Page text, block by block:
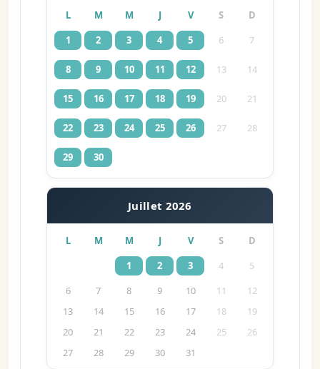
L M M J V S
D
1
2 3 4 5 6 7
8 9 10 11 12 13 14
15 16 17 18 19 20 21
22 23 24 25 26 27 28
29 30
Juillet 2026
L M M J V S
D
1
2 3 4
5
6
7 8 9 10 11
12
13
14 15 16 17 18
19
20
21 22 23 24 25
26
27
28 29 30 31